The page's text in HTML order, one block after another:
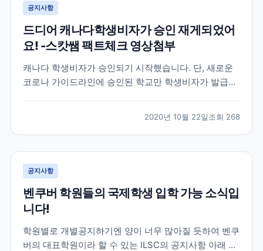
공지사항
드디어 캐나다학생비자가 승인 재게되었어
요! -스캇쌤 팩트체크 영상첨부
캐나다 학생비자가 승인되기 시작했습니다. 단, 새로운
코로나 가이드라인에 승인된 학교만 학생비자가 발급됩
2020년 10월 22일조회 268
공지사항
벤쿠버 학원들의 국제학생 입학 가능 소식입
니다!
학원별로 개별공지하기엔 양이 너무 많아질 듯하여 벤쿠
버의 대표학원이라 할 수 있는 ILSC의 공지사항 아래 첨